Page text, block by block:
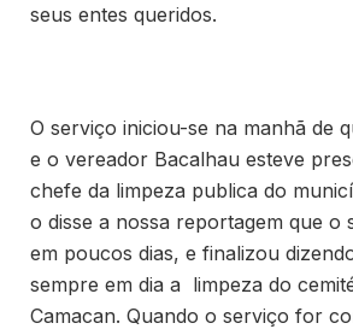
seus entes queridos.
O serviço iniciou-se na manhã de
e o vereador Bacalhau esteve
chefe da limpeza publica do
o disse a nossa reportagem que o
em poucos dias, e finalizou
sempre em dia a limpeza do
Camacan. Quando o serviço for